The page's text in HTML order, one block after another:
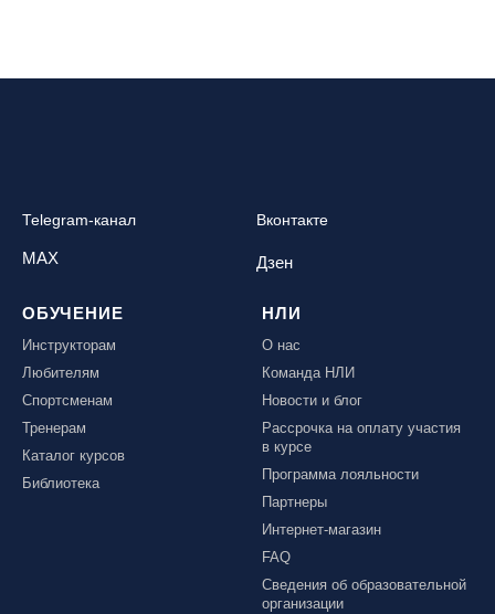
Telegram-канал Вконтакте
MAX Дзен
ОБУЧЕНИЕ
Инструкторам
Любителям
Спортсменам
Тренерам
Каталог курсов
Библиотека
НЛИ
О нас
Команда НЛИ
Новости и блог
Рассрочка на оплату участия
в курсе
Программа лояльности
Партнеры
Интернет-магазин
FAQ
Сведения об образовательной
организации